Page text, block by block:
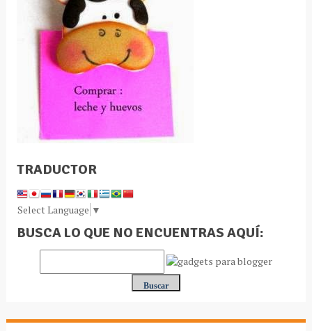
TRADUCTOR
Select Language ▼
BUSCA LO QUE NO ENCUENTRAS AQUÍ: